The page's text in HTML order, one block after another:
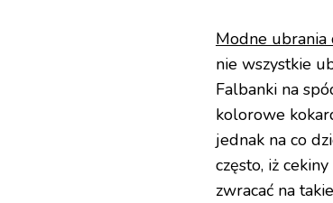
Modne ubrania
nie wszystkie
Falbanki na
kolorowe
jednak na co
często, iż
zwracać na